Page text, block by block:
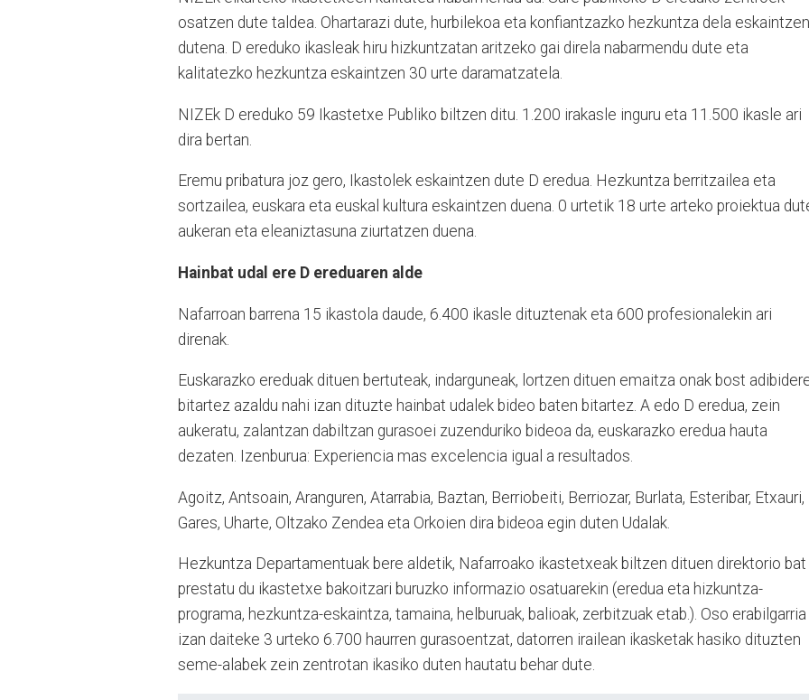
osatzen dute taldea. Ohartarazi dute, hurbilekoa eta konfiantzazko hezkuntza dela eskaintzen
dutena. D ereduko ikasleak hiru hizkuntzatan aritzeko gai direla nabarmendu dute eta
kalitatezko hezkuntza eskaintzen 30 urte daramatzatela.
NIZEk D ereduko 59 Ikastetxe Publiko biltzen ditu. 1.200 irakasle inguru eta 11.500 ikasle ari
dira bertan.
Eremu pribatura joz gero, Ikastolek eskaintzen dute D eredua. Hezkuntza berritzailea eta
sortzailea, euskara eta euskal kultura eskaintzen duena. 0 urtetik 18 urte arteko proiektua
aukeran eta eleaniztasuna ziurtatzen duena.
Hainbat udal ere D ereduaren alde
Nafarroan barrena 15 ikastola daude, 6.400 ikasle dituztenak eta 600 profesionalekin ari
direnak.
Euskarazko ereduak dituen bertuteak, indarguneak, lortzen dituen emaitza onak bost
bitartez azaldu nahi izan dituzte hainbat udalek bideo baten bitartez. A edo D eredua, zein
aukeratu, zalantzan dabiltzan gurasoei zuzenduriko bideoa da, euskarazko eredua hauta
dezaten. Izenburua: Experiencia mas excelencia igual a resultados.
Agoitz, Antsoain, Aranguren, Atarrabia, Baztan, Berriobeiti, Berriozar, Burlata, Esteribar, Etxauri,
Gares, Uharte, Oltzako Zendea eta Orkoien dira bideoa egin duten Udalak.
Hezkuntza Departamentuak bere aldetik, Nafarroako ikastetxeak biltzen dituen direktorio bat
prestatu du ikastetxe bakoitzari buruzko informazio osatuarekin (eredua eta hizkuntza-
programa, hezkuntza-eskaintza, tamaina, helburuak, balioak, zerbitzuak etab.). Oso erabilgarria
izan daiteke 3 urteko 6.700 haurren gurasoentzat, datorren irailean ikasketak hasiko dituzten
seme-alabek zein zentrotan ikasiko duten hautatu behar dute.